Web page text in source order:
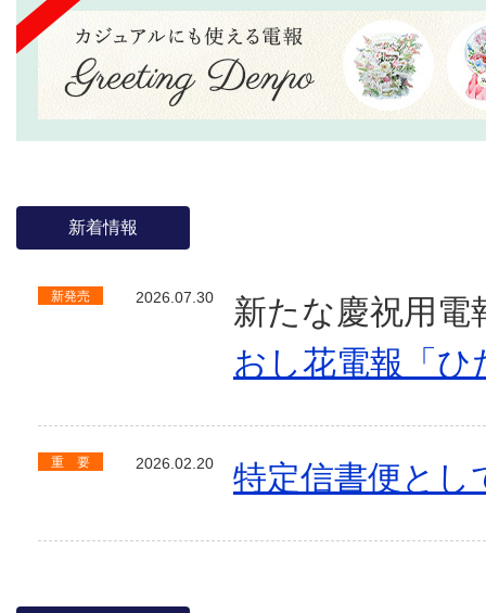
新着情報
新発売 2026.07.30
新たな慶祝用電
おし花電報「ひ
重 要 2026.02.20 特定信書便とし